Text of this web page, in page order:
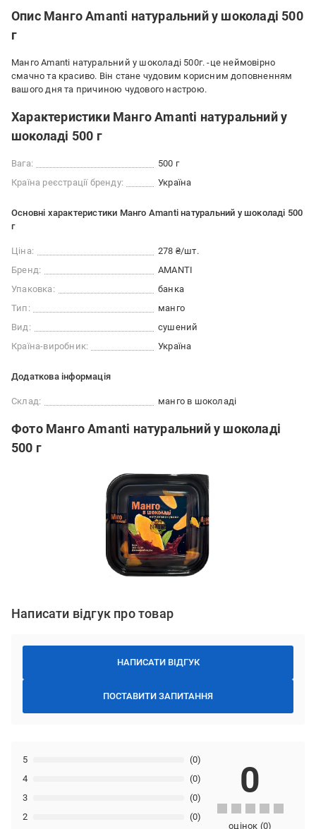
Опис Манго Amanti натуральний у шоколаді 500
г
Манго Amanti натуральний у шоколаді 500г. -це неймовірно
смачно та красиво. Він стане чудовим корисним доповненням
вашого дня та причиною чудового настрою.
Характеристики Манго Amanti натуральний у
шоколаді 500 г
Вага:
500 г
Країна реєстрації бренду:
Україна
Основні характеристики Манго Amanti натуральний у шоколаді 500
г
Ціна:
278 ₴/шт.
Бренд:
AMANTI
Упаковка:
банка
Тип:
манго
Вид:
сушений
Країна-виробник:
Україна
Додаткова інформація
Склад: манго в шоколаді
Фото Манго Amanti натуральний у шоколаді
500 г
Написати відгук про товар
НАПИСАТИ ВІДГУК
ПОСТАВИТИ ЗАПИТАННЯ
2 (0)
3 (0)
4 (0)
5 (0)
0
оцінок (0)